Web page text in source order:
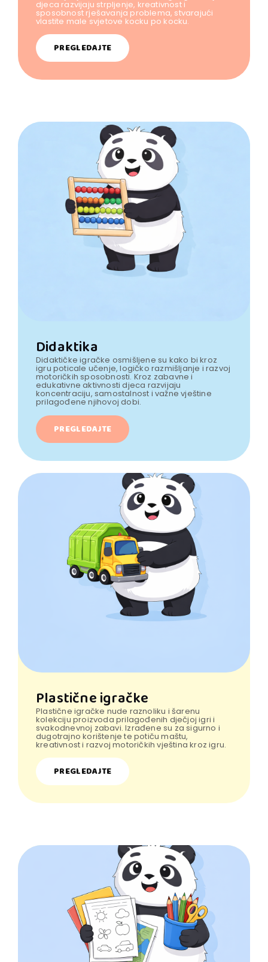
djeca razvijaju strpljenje, kreativnost i
sposobnost rješavanja problema, stvarajući
vlastite male svjetove kocku po kocku.
PREGLEDAJTE
Plastične igračke
Plastične igračke nude raznoliku i šarenu
kolekciju proizvoda prilagođenih dječjoj igri i
svakodnevnoj zabavi. Izrađene su za sigurno i
dugotrajno korištenje te potiču maštu,
kreativnost i razvoj motoričkih vještina kroz igru.
PREGLEDAJTE
Didaktika
Didaktičke igračke osmišljene su kako bi kroz
igru poticale učenje, logičko razmišljanje i razvoj
motoričkih sposobnosti. Kroz zabavne i
edukativne aktivnosti djeca razvijaju
koncentraciju, samostalnost i važne vještine
prilagođene njihovoj dobi.
PREGLEDAJTE